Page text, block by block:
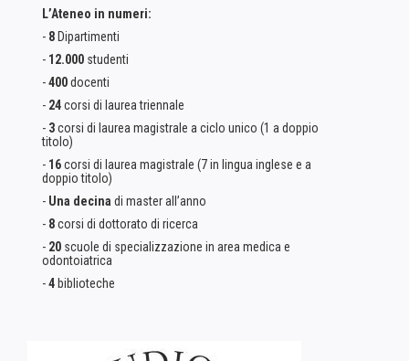
L’Ateneo in numeri:
- 8 Dipartimenti
- 12.000 studenti
-400docenti
- 24corsi di laurea triennale
- 3corsi di laurea magistrale a ciclo unico (1 a doppio
titolo)
- 16corsi di laurea magistrale (7 in lingua inglese e a
doppio titolo)
- Una decina di master all’anno
- 8corsi di dottorato di ricerca
- 20 scuole di specializzazione in area medica e
odontoiatrica
-4 biblioteche